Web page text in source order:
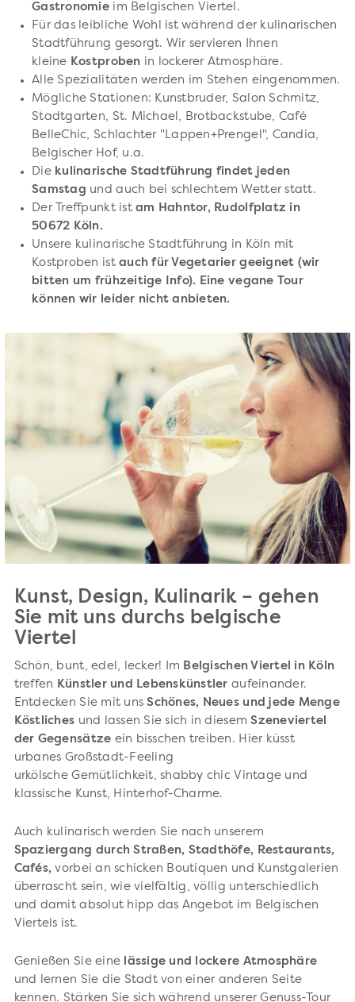
Gastronomie im Belgischen Viertel.
Für das leibliche Wohl ist während der kulinarischen
Stadtführung gesorgt. Wir servieren Ihnen
kleine Kostproben in lockerer Atmosphäre.
Alle Spezialitäten werden im Stehen eingenommen.
Mögliche Stationen: Kunstbruder, Salon Schmitz,
Stadtgarten, St. Michael, Brotbackstube, Café
BelleChic, Schlachter "Lappen+Prengel", Candia,
Belgischer Hof, u.a.
Diekulinarische Stadtführung findet jeden
Samstag und auch bei schlechtem Wetter statt.
Der Treffpunkt istam Hahntor, Rudolfplatz in
50672 Köln.
Unsere kulinarische Stadtführung in Köln mit
Kostproben istauch für Vegetarier geeignet (wir
bitten um frühzeitige Info). Eine vegane Tour
können wir leider nicht anbieten.
Kunst, Design, Kulinarik – gehen
Sie mit uns durchs belgische
Viertel
Schön, bunt, edel, lecker! Im Belgischen Viertel in Köln
treffen Künstler und Lebenskünstler aufeinander.
Entdecken Sie mit uns Schönes, Neues und jede Menge
Köstliches und lassen Sie sich in diesemSzeneviertel
der Gegensätze ein bisschen treiben. Hier küsst
urbanes Großstadt-Feeling
urkölscheGemütlichkeit,shabby chic Vintage und
klassische Kunst, Hinterhof-Charme.
Auch kulinarisch werden Sie nach unserem
Spaziergang durch Straßen, Stadthöfe, Restaurants,
Cafés, vorbei an schicken Boutiquen und Kunstgalerien
überrascht sein, wie vielfältig, völlig unterschiedlich
und damit absolut hipp das Angebot im Belgischen
Viertels ist.
Genießen Sie eine lässige und lockere Atmosphäre
und lernen Sie die Stadt von einer anderen Seite
kennen. Stärken Sie sich während unserer Genuss-Tour